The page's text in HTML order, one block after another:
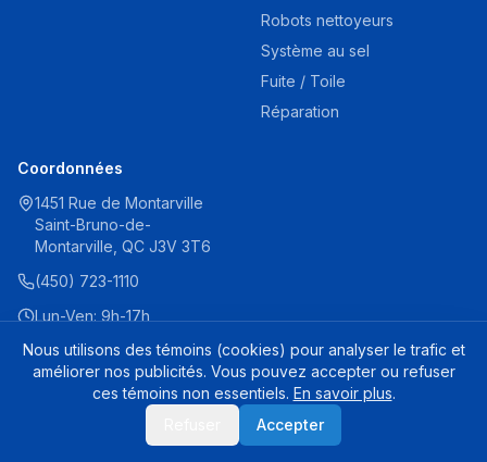
Hayward Écumoire DynaSkim Petite Bouche Carrée Blanche SP1091LX
Robots nettoyeurs
Système au sel
Fuite / Toile
Réparation
Coordonnées
1451 Rue de Montarville
Saint-Bruno-de-
Montarville, QC J3V 3T6
(450) 723-1110
Lun-Ven: 9h-17h
© 2025 Destination Piscine Aide. Tous droits réservés.
Nous utilisons des témoins (cookies) pour analyser le trafic et
améliorer nos publicités. Vous pouvez accepter ou refuser
ces témoins non essentiels. En savoir plus.
Accepter